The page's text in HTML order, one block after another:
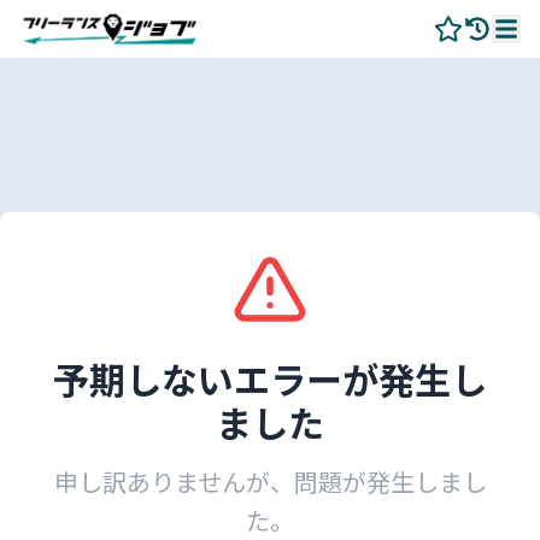
予期しないエラーが発生し
ました
申し訳ありませんが、問題が発生しまし
た。